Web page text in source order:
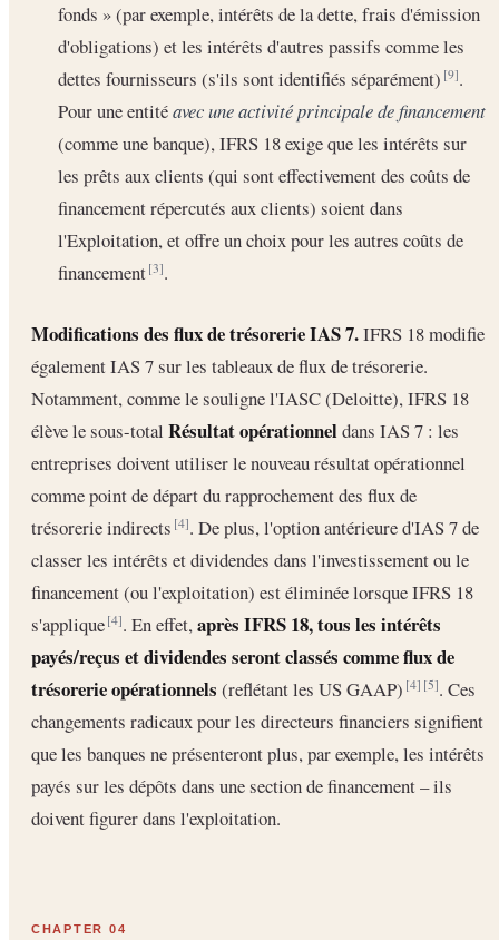
fonds » (par exemple, intérêts de la dette, frais d'émission
d'obligations) et les intérêts d'autres passifs comme les
dettes fournisseurs (s'ils sont identifiés séparément)[9].
Pour une entitéavec une activité principale de financement
(comme une banque), IFRS 18 exige que les intérêts sur
les prêts aux clients (qui sont effectivement des coûts de
financement répercutés aux clients) soient dans
l'Exploitation, et offre un choix pour les autres coûts de
financement[3].
Modifications des flux de trésorerie IAS 7.IFRS 18 modifie
également IAS 7 sur les tableaux de flux de trésorerie.
Notamment, comme le souligne l'IASC (Deloitte), IFRS 18
élève le sous-total Résultat opérationneldans IAS 7 : les
entreprises doivent utiliser le nouveau résultat opérationnel
comme point de départ du rapprochement des flux de
trésorerie indirects[4]. De plus, l'option antérieure d'IAS 7 de
classer les intérêts et dividendes dans l'investissement ou le
financement (ou l'exploitation) est éliminée lorsque IFRS 18
s'applique[4]. En effet,après IFRS 18, tous les intérêts
payés/reçus et dividendes seront classés comme flux de
trésorerie opérationnels (reflétant les US GAAP)[4] [5]. Ces
changements radicaux pour les directeurs financiers signifient
que les banques ne présenteront plus, par exemple, les intérêts
payés sur les dépôts dans une section de financement – ils
doivent figurer dans l'exploitation.